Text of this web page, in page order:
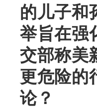
的儿子和
举旨在强
交部称美
更危险的
论？